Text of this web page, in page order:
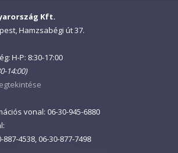
Kft.
Hamzsabégi út 37.
H-P: 8:30-17:00
14:00)
vonal: 06-30-945-6880
887-4538, 06-30-877-7498